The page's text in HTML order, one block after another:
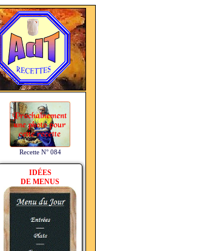
Recette N° 084
IDÉES
DE MENUS